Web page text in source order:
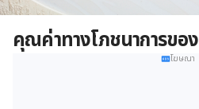
คุณค่าทางโภชนาการขอ
โฆษณา